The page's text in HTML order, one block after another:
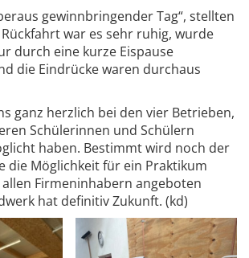
gewinnbringender Tag“, stellten
war es sehr ruhig, wurde
durch eine kurze Eispause
die Eindrücke waren durchaus
ganz herzlich bei den vier Betrieben,
Schülerinnen und Schülern
haben. Bestimmt wird noch der
die Möglichkeit für ein Praktikum
Firmeninhabern angeboten
hat definitiv Zukunft. (kd)